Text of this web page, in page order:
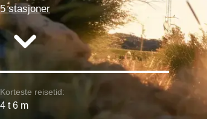
5 stasjoner
Korteste reisetid:
4 t 6 m